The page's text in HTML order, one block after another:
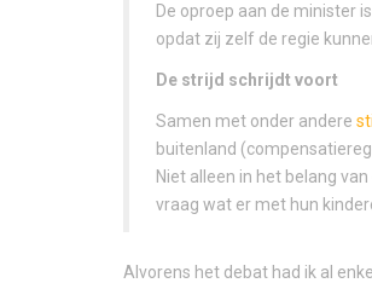
De oproep aan de minister
opdat zij zelf de regie
De strijd schrijdt voort
Samen met onder andere
buitenland
Niet alleen in het belang
vraag wat er met hun
Alvorens het debat had ik al